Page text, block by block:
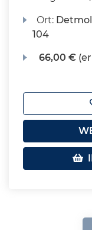
Ort:
104
66,00 €